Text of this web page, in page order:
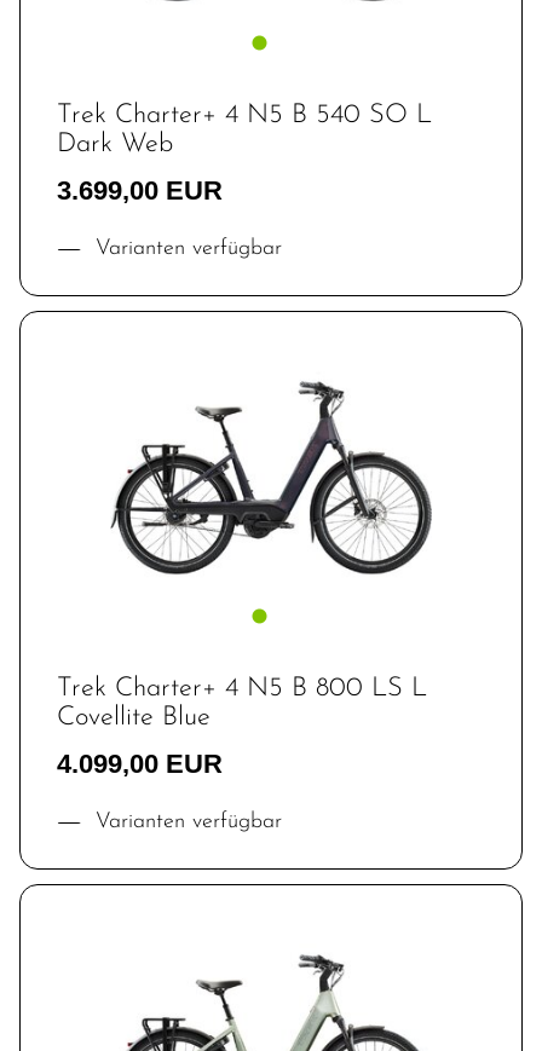
Trek Charter+ 4 N5 B 540 SO L
Dark Web
3.699,00 EUR
Varianten verfügbar
Trek Charter+ 4 N5 B 800 LS L
Covellite Blue
4.099,00 EUR
Varianten verfügbar